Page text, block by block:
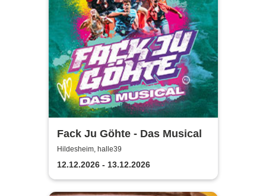
Fack Ju Göhte - Das Musical
Hildesheim, halle39
12.12.2026 - 13.12.2026